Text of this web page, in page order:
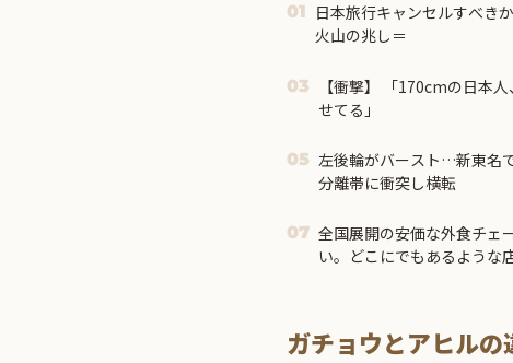
01
日本旅行キャンセルすべき
火山の兆し＝
03
【衝撃】 「170cmの日本人、40cmデカい相手を踊ら
せてる」
05 左後輪がバースト…新東名
分離帯に衝突し横転
07 全国展開の安価な外食チェ
い。どこにでもあるような
ガチョウとアヒルの